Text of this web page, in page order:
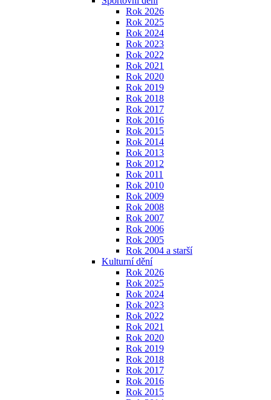
Rok 2026
Rok 2025
Rok 2024
Rok 2023
Rok 2022
Rok 2021
Rok 2020
Rok 2019
Rok 2018
Rok 2017
Rok 2016
Rok 2015
Rok 2014
Rok 2013
Rok 2012
Rok 2011
Rok 2010
Rok 2009
Rok 2008
Rok 2007
Rok 2006
Rok 2005
Rok 2004 a starší
Kulturní dění
Rok 2026
Rok 2025
Rok 2024
Rok 2023
Rok 2022
Rok 2021
Rok 2020
Rok 2019
Rok 2018
Rok 2017
Rok 2016
Rok 2015